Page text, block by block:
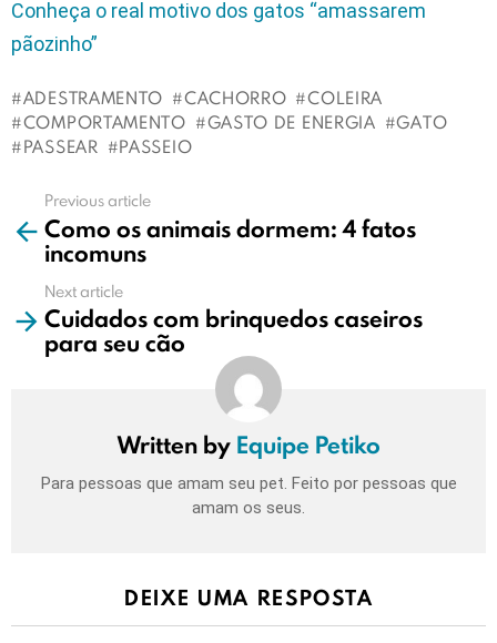
Conheça o real motivo dos gatos “amassarem
pãozinho”
ADESTRAMENTO CACHORRO
COLEIRA
COMPORTAMENTO
GASTO DE ENERGIA
GATO
PASSEAR
PASSEIO
more
Previous article
Como os animais dormem: 4 fatos
incomuns
Next article
Cuidados com brinquedos caseiros
para seu cão
Written by Equipe Petiko
Para pessoas que amam seu pet. Feito por pessoas que
amam os seus.
DEIXE UMA RESPOSTA